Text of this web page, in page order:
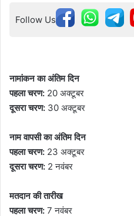
Follow Us
नामांकन का अंतिम दिन
पहला चरण: 20 अक्टूबर
दूसरा चरण: 30 अक्टूबर
नाम वापसी का अंतिम दिन
पहला चरण: 23 अक्टूबर
दूसरा चरण: 2 नवंबर
मतदान की तारीख
पहला चरण: 7 नवंबर